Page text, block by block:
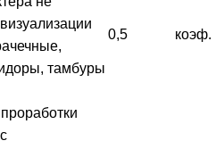
тамбуры
0,5 коэф.